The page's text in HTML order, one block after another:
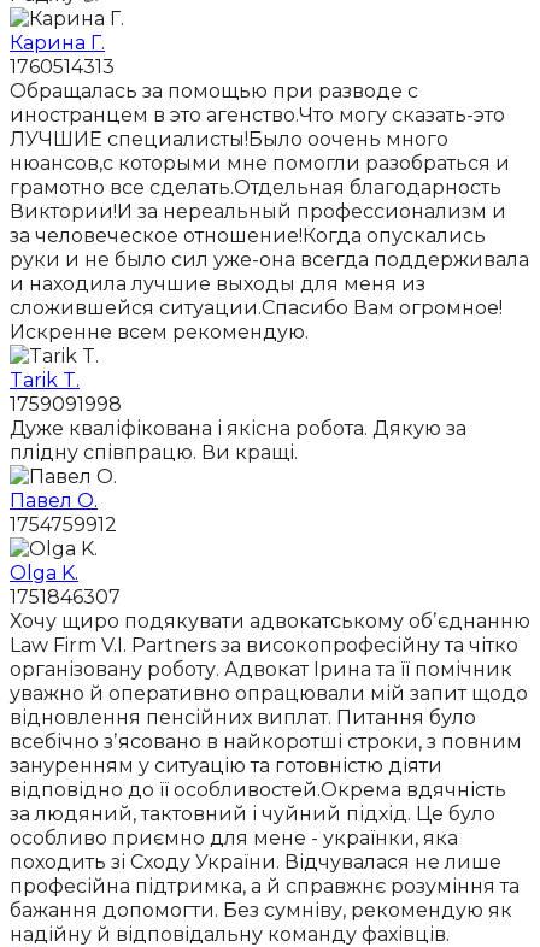
Карина Г.
1760514313
Обращалась за помощью при разводе с
иностранцем в это агенство.Что могу сказать-это
ЛУЧШИЕ специалисты!Было оочень много
нюансов,с которыми мне помогли разобраться и
грамотно все сделать.Отдельная благодарность
Виктории!И за нереальный профессионализм и
за человеческое отношение!Когда опускались
руки и не было сил уже-она всегда поддерживала
и находила лучшие выходы для меня из
сложившейся ситуации.Спасибо Вам огромное!
Искренне всем рекомендую.
Tarik T.
1759091998
Дуже кваліфікована і якісна робота. Дякую за
плідну співпрацю. Ви кращі.
Павел О.
1754759912
Olga K.
1751846307
Хочу щиро подякувати адвокатському обʼєднанню
Law Firm V.I. Partners за високопрофесійну та чітко
організовану роботу. Адвокат Ірина та її помічник
уважно й оперативно опрацювали мій запит щодо
відновлення пенсійних виплат. Питання було
всебічно зʼясовано в найкоротші строки, з повним
зануренням у ситуацію та готовністю діяти
відповідно до її особливостей.Окрема вдячність
за людяний, тактовний і чуйний підхід. Це було
особливо приємно для мене - українки, яка
походить зі Сходу України. Відчувалася не лише
професійна підтримка, а й справжнє розуміння та
бажання допомогти. Без сумніву, рекомендую як
надійну й відповідальну команду фахівців.